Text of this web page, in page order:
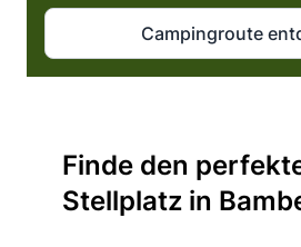
Campingroute
Finde den
Stellplatz in